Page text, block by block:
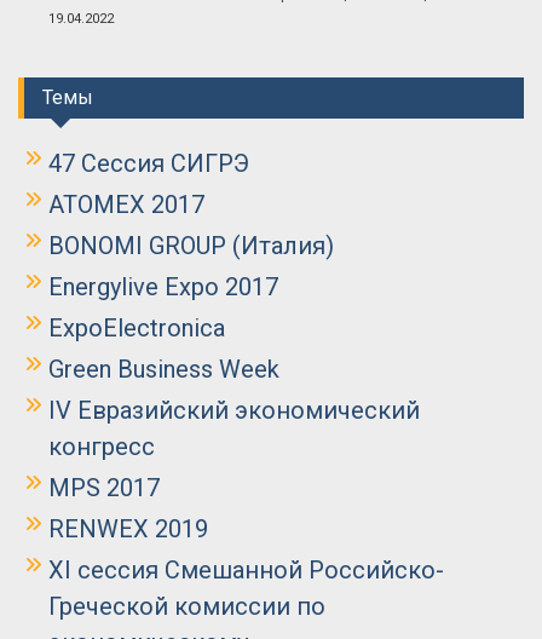
19.04.2022
Темы
47 Сессия СИГРЭ
ATOMEX 2017
BONOMI GROUP (Италия)
Energylive Expo 2017
ExpoElectronica
Green Business Week
IV Евразийский экономический
конгресс
MPS 2017
RENWEX 2019
XI сессия Смешанной Российско-
Греческой комиссии по